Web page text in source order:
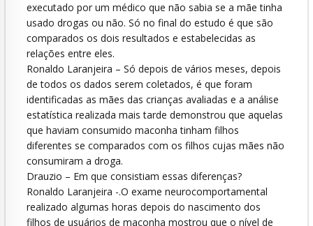
executado por um médico que não sabia se a mãe tinha
usado drogas ou não. Só no final do estudo é que são
comparados os dois resultados e estabelecidas as
relações entre eles.
Ronaldo Laranjeira – Só depois de vários meses, depois
de todos os dados serem coletados, é que foram
identificadas as mães das crianças avaliadas e a análise
estatística realizada mais tarde demonstrou que aquelas
que haviam consumido maconha tinham filhos
diferentes se comparados com os filhos cujas mães não
consumiram a droga.
Drauzio – Em que consistiam essas diferenças?
Ronaldo Laranjeira -.O exame neurocomportamental
realizado algumas horas depois do nascimento dos
filhos de usuários de maconha mostrou que o nível de